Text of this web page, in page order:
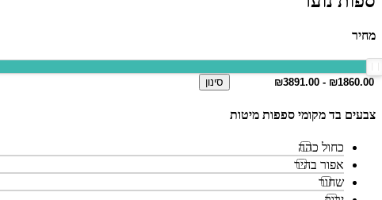
מחיר
סינון
צבעים בד מקומי ספפות מיטות
כחול כהה
אפור בהיר
שחור